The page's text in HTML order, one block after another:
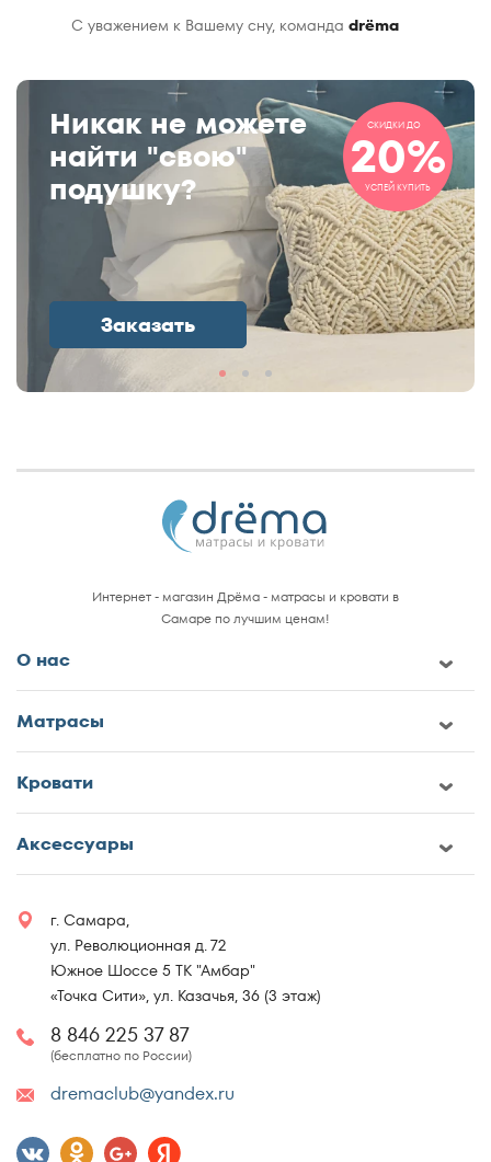
С уважением к Вашему сну, команда drёma
Никак не можете
найти "свою"
подушку?
Заказать
СКИДКИ ДО
20%
УСПЕЙ КУПИТЬ
Интернет - магазин Дрёма - матрасы и кровати в
Самаре по лучшим ценам!
О нас
Матрасы
Кровати
Аксессуары
г. Самара,
ул. Революционная д. 72
Южное Шоссе 5 ТК "Амбар"
«Точка Сити», ул. Казачья, 36 (3 этаж)
8 846 225 37 87
(бесплатно по России)
dremaclub@yandex.ru